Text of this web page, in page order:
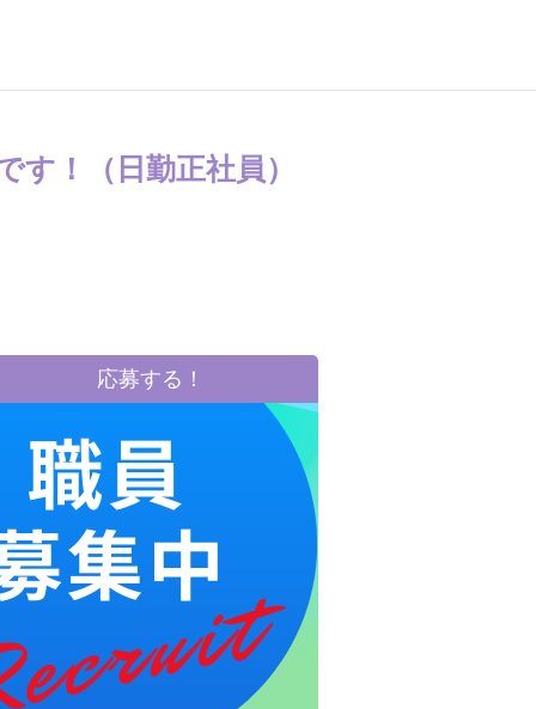
！（日勤正社員）
応募する！